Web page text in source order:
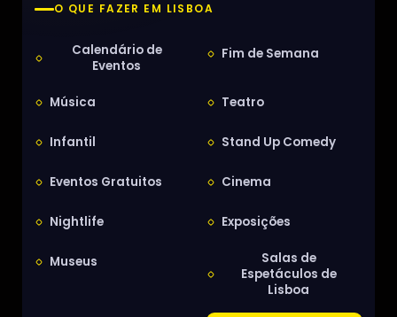
O QUE FAZER EM LISBOA
Calendário de
Eventos
Fim de Semana
Música Teatro
Infantil Stand Up Comedy
Eventos Gratuitos Cinema
Nightlife Exposições
Museus
Salas de
Espetáculos de
Lisboa